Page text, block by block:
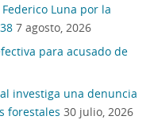
Luna por la
7 agosto, 2026
para acusado de
investiga una denuncia
forestales 30 julio, 2026